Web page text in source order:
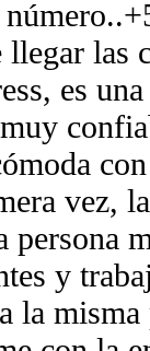
llegar las
es
vez,
persona
y
la